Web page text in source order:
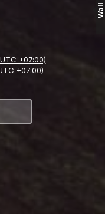
+07:00)
+07:00)
Wall